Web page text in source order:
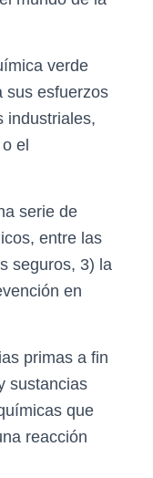
verde
sus esfuerzos
industriales,
el
serie de
entre las
seguros, 3) la
en
primas a fin
sustancias
que
reacción